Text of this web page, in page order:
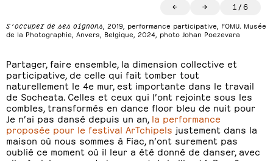
← → 1 /6
S’occuper de ses oignons, 2019, performance participative, FOMU. Musée
de la Photographie, Anvers, Belgique, 2024, photo Johan Poezevara
Partager, faire ensemble, la dimension collective et
participative, de celle qui fait tomber tout
naturellement le 4e mur, est importante dans le travail
de Socheata. Celles et ceux qui l’ont rejointe sous les
combles, transformés en dance floor bleu de nuit pour
Je n’ai pas dansé depuis un an, la performance
proposée pour le festival ArTchipels justement dans la
maison où nous sommes à Fiac, n’ont surement pas
oublié ce moment où il leur a été donné de danser, avec